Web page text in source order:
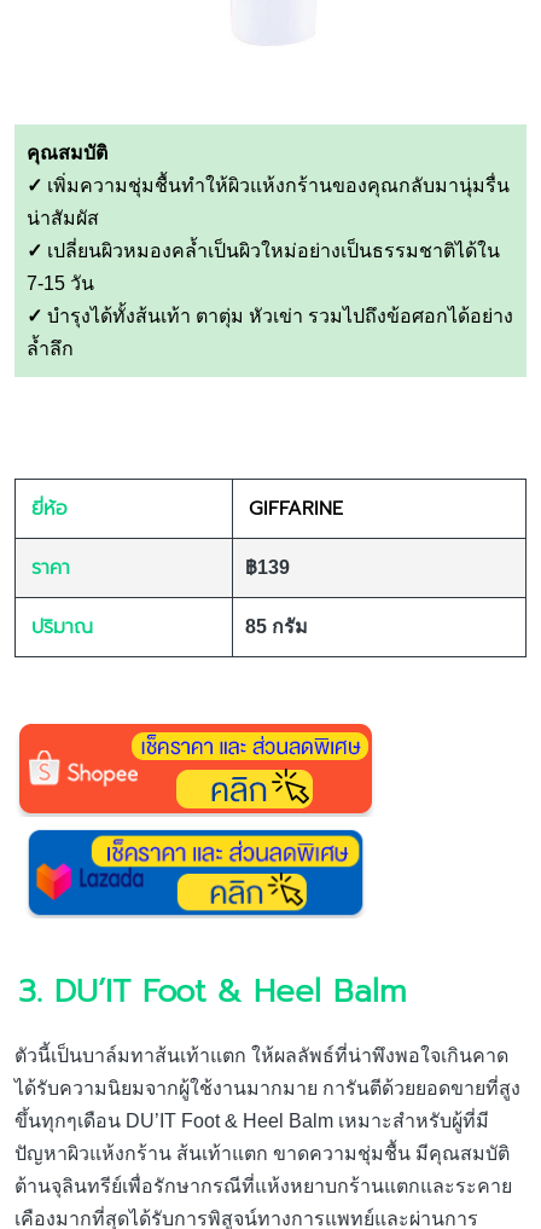
คุณสมบัติ
✓ เพิ่มความชุ่มชื้นทำให้ผิวแห้งกร้านของคุณกลับมานุ่มรื่น
น่าสัมผัส
✓ เปลี่ยนผิวหมองคล้ำเป็นผิวใหม่อย่างเป็นธรรมชาติได้ใน
7-15 วัน
✓ บำรุงได้ทั้งส้นเท้า ตาตุ่ม หัวเข่า รวมไปถึงข้อศอกได้อย่าง
ล้ำลึก
ยี่ห้อ GIFFARINE
ราคา ฿139
ปริมาณ 85 กรัม
3. DU’IT Foot & Heel Balm
ตัวนี้เป็นบาล์มทาส้นเท้าแตก ให้ผลลัพธ์ที่น่าพึงพอใจเกินคาด
ได้รับความนิยมจากผู้ใช้งานมากมาย การันตีด้วยยอดขายที่สูง
ขึ้นทุกๆเดือน DU’IT Foot & Heel Balm เหมาะสำหรับผู้ที่มี
ปัญหาผิวแห้งกร้าน ส้นเท้าแตก ขาดความชุ่มชื้น มีคุณสมบัติ
ต้านจุลินทรีย์เพื่อรักษากรณีที่แห้งหยาบกร้านแตกและระคาย
เคืองมากที่สุดได้รับการพิสูจน์ทางการแพทย์และผ่านการ